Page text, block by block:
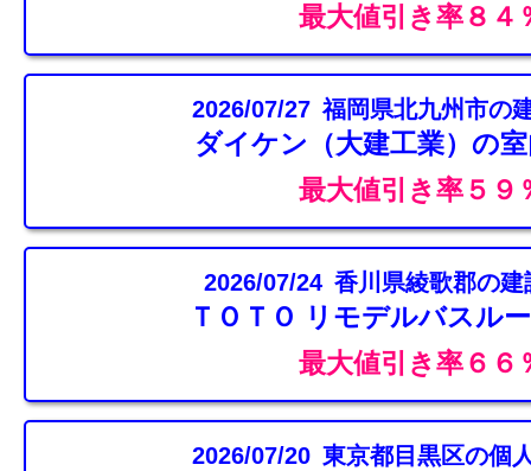
最大値引き率８４
2026/07/27 福岡県北九州市の
ダイケン（大建工業）の
最大値引き率５９
2026/07/24 香川県綾歌郡の建
ＴＯＴＯ リモデルバスル
最大値引き率６６
2026/07/20 東京都目黒区の個